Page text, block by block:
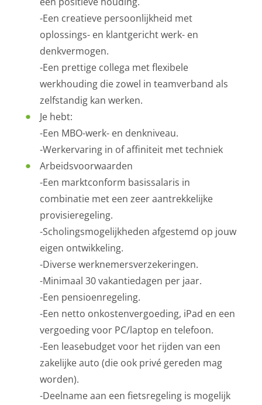
-Een creatieve persoonlijkheid met
oplossings- en klantgericht werk- en
denkvermogen.
-Een prettige collega met flexibele
werkhouding die zowel in teamverband als
zelfstandig kan werken.
Je hebt:
-Een MBO-werk- en denkniveau.
-Werkervaring in of affiniteit met techniek
Arbeidsvoorwaarden
-Een marktconform basissalaris in
combinatie met een zeer aantrekkelijke
provisieregeling.
-Scholingsmogelijkheden afgestemd op jouw
eigen ontwikkeling.
-Diverse werknemersverzekeringen.
-Minimaal 30 vakantiedagen per jaar.
-Een pensioenregeling.
-Een netto onkostenvergoeding, iPad en een
vergoeding voor PC/laptop en telefoon.
-Een leasebudget voor het rijden van een
zakelijke auto (die ook privé gereden mag
worden).
-Deelname aan een fietsregeling is mogelijk